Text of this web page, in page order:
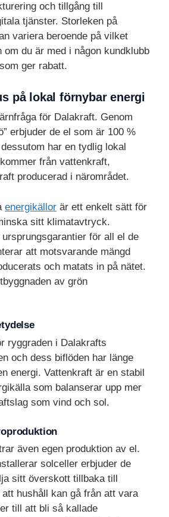
och tillgång till
tjänster. Storleken på
variera beroende på vilket
du är med i någon kundklubb
ger rabatt.
på lokal förnybar energi
för Dalakraft. Genom
erbjuder de el som är 100 %
har en tydlig lokal
från vattenkraft,
producerad i närområdet.
energikällor är ett enkelt sätt för
sitt klimatavtryck.
för all el de
att motsvarande mängd
och matats in på nätet.
av grön
ryggraden i Dalakrafts
och dess biflöden har länge
energi. Vattenkraft är en stabil
som balanserar upp mer
som vind och sol.
även egen produktion av el.
solceller erbjuder de
sitt överskott tillbaka till
hushåll kan gå från att vara
till att bli så kallade